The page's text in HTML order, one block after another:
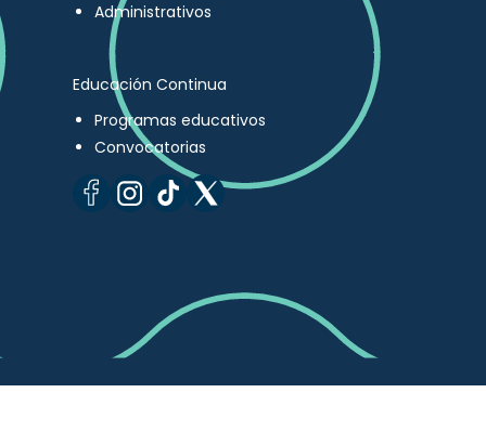
Administrativos
Educación Continua
Programas educativos
Convocatorias